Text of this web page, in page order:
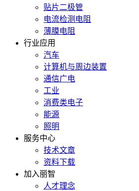
贴片二极管
电流检测电阻
薄膜电阻
行业应用
汽车
计算机与周边装置
通信广电
工业
消费类电子
能源
照明
服务中心
技术文章
资料下载
加入丽智
人才理念